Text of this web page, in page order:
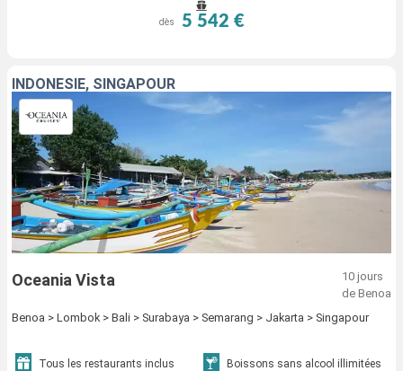
dès 5 542 €
INDONÉSIE, SINGAPOUR
Oceania Vista
10 jours
de Benoa
Benoa > Lombok > Bali > Surabaya > Semarang > Jakarta > Singapour
Tous les restaurants inclus
Boissons sans alcool illimitées